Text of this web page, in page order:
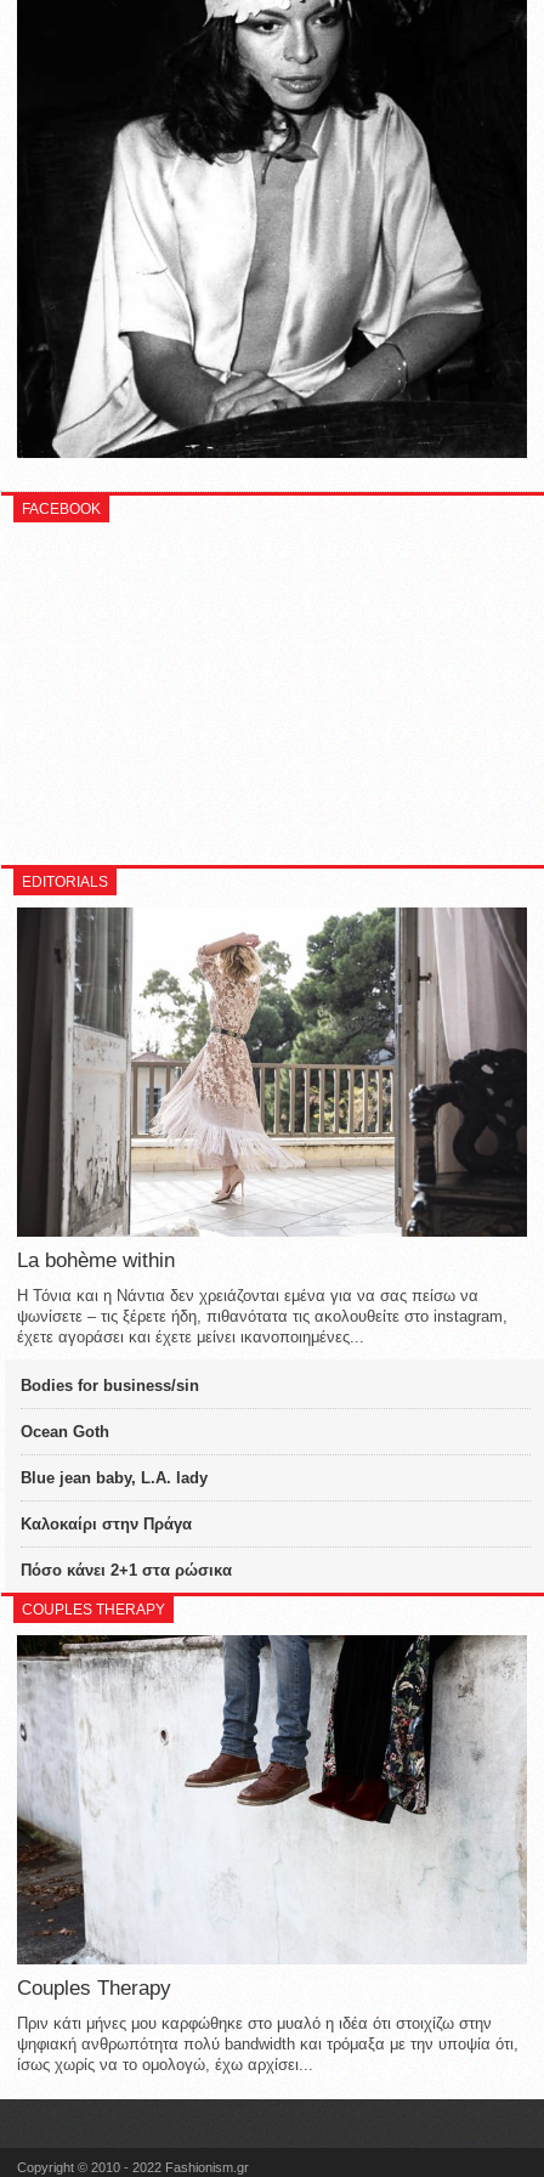
FACEBOOK
EDITORIALS
La bohème within
Η Τόνια και η Νάντια δεν χρειάζονται εμένα για να σας πείσω να
ψωνίσετε – τις ξέρετε ήδη, πιθανότατα τις ακολουθείτε στο instagram,
έχετε αγοράσει και έχετε μείνει ικανοποιημένες...
Bodies for business/sin
Ocean Goth
Blue jean baby, L.A. lady
Καλοκαίρι στην Πράγα
Πόσο κάνει 2+1 στα ρώσικα
COUPLES THERAPY
Couples Therapy
Πριν κάτι μήνες μου καρφώθηκε στο μυαλό η ιδέα ότι στοιχίζω στην
ψηφιακή ανθρωπότητα πολύ bandwidth και τρόμαξα με την υποψία ότι,
ίσως χωρίς να το ομολογώ, έχω αρχίσει...
Copyright © 2010 - 2022 Fashionism.gr